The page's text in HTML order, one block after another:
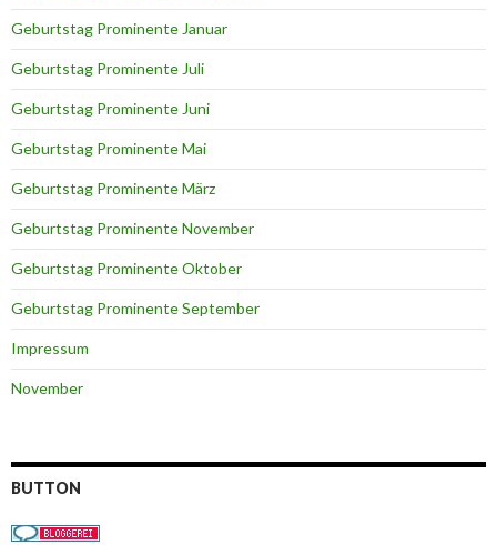
Geburtstag Prominente Januar
Geburtstag Prominente Juli
Geburtstag Prominente Juni
Geburtstag Prominente Mai
Geburtstag Prominente März
Geburtstag Prominente November
Geburtstag Prominente Oktober
Geburtstag Prominente September
Impressum
November
BUTTON